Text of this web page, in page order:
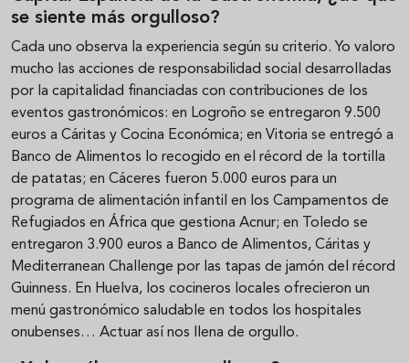
se siente más orgulloso?
Cada uno observa la experiencia según su criterio. Yo valoro
mucho las acciones de responsabilidad social desarrolladas
por la capitalidad financiadas con contribuciones de los
eventos gastronómicos: en Logroño se entregaron 9.500
euros a Cáritas y Cocina Económica; en Vitoria se entregó a
Banco de Alimentos lo recogido en el récord de la tortilla
de patatas; en Cáceres fueron 5.000 euros para un
programa de alimentación infantil en los Campamentos de
Refugiados en África que gestiona Acnur; en Toledo se
entregaron 3.900 euros a Banco de Alimentos, Cáritas y
Mediterranean Challenge por las tapas de jamón del récord
Guinness. En Huelva, los cocineros locales ofrecieron un
menú gastronómico saludable en todos los hospitales
onubenses… Actuar así nos llena de orgullo.